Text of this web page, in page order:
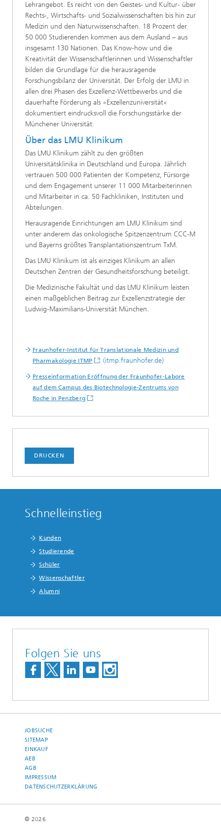
Lehrangebot. Es reicht von den Geistes- und Kultur- über
Rechts-, Wirtschafts- und Sozialwissenschaften bis hin zur
Medizin und den Naturwissenschaften. 18 Prozent der
50 000 Studierenden kommen aus dem Ausland – aus
insgesamt 130 Nationen. Das Know-how und die
Kreativität der Wissenschaftlerinnen und Wissenschaftler
bilden die Grundlage für die herausragende
Forschungsbilanz der Universität. Der Erfolg der LMU in
allen drei Phasen des Exzellenz-Wettbewerbs und die
dauerhafte Förderung als »Exzellenzuniversität«
dokumentiert eindrucksvoll die Forschungsstärke der
Münchener Universität.
Über das LMU Klinikum
Das LMU Klinikum zählt zu den größten
Universitätsklinika in Deutschland und Europa. Jährlich
vertrauen 500 000 Patienten der Kompetenz, Fürsorge
und dem Engagement unserer 11 000 Mitarbeiterinnen
und Mitarbeiter in ca. 50 Fachkliniken, Instituten und
Abteilungen.
Herausragende Einrichtungen am LMU Klinikum sind
unter anderem das onkologische Spitzenzentrum CCC-M
und Bayerns größtes Transplantationszentrum TxM.
Das LMU Klinikum ist als einziges Klinikum an allen
Deutschen Zentren der Gesundheitsforschung beteiligt.
Die Medizinische Fakultät und das LMU Klinikum leisten
einen maßgeblichen Beitrag zur Exzellenzstrategie der
Ludwig-Maximilians-Universität München.
Fraunhofer-Institut für Translationale Medizin und
Pharmakologie ITMP
(itmp.fraunhofer.de)
Presseinformation Eröffnung der Fraunhofer-Labore
auf dem Campus des Biotechnologie-Zentrums von
Roche in Penzberg
DRUCKEN
Schnelleinstieg
Kunden
Studierende
Schüler
Wissenschaftler
Alumni
Folgen Sie uns
JOBSUCHE
SITEMAP
EINKAUF
AEB
AGB
IMPRESSUM
DATENSCHUTZERKLÄRUNG
© 2026